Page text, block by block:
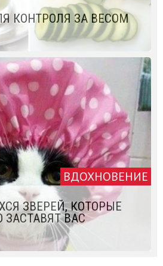
КОНТРОЛЯ ЗА ВЕСОМ
ВДОХНОВЕНИЕ
ЗВЕРЕЙ, КОТОРЫЕ
ЗАСТАВЯТ ВАС